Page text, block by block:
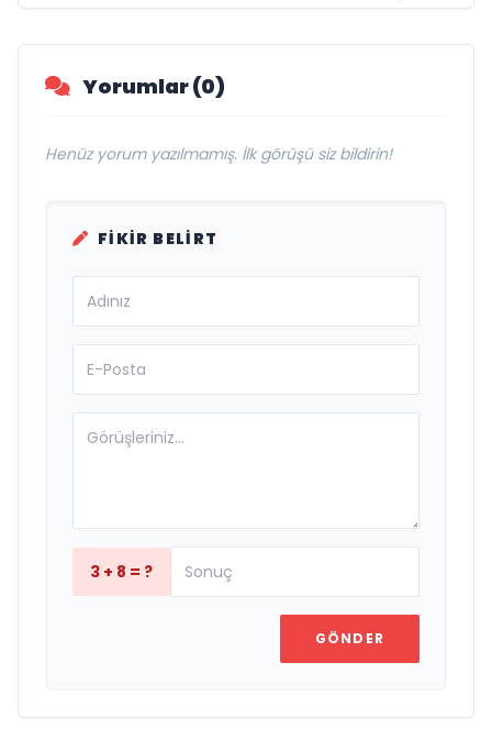
Yorumlar (0)
Henüz yorum yazılmamış. İlk görüşü siz bildirin!
FIKIR BELIRT
3 + 8 = ?
GÖNDER